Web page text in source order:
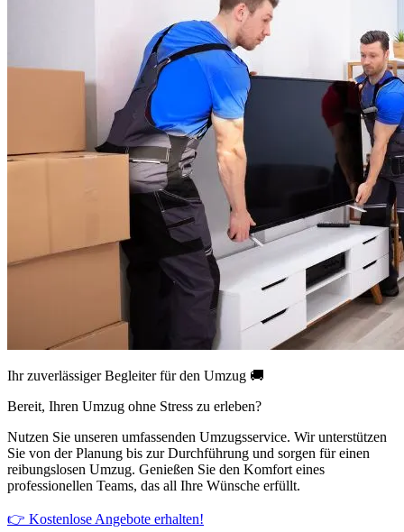
Ihr zuverlässiger Begleiter für den Umzug 🚚
Bereit, Ihren Umzug ohne Stress zu erleben?
Nutzen Sie unseren umfassenden Umzugsservice. Wir unterstützen
Sie von der Planung bis zur Durchführung und sorgen für einen
reibungslosen Umzug. Genießen Sie den Komfort eines
professionellen Teams, das all Ihre Wünsche erfüllt.
👉 Kostenlose Angebote erhalten!